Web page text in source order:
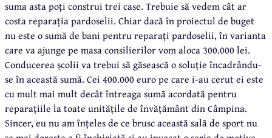
suma asta poți construi trei case. Trebuie să vedem cât ar
costa reparația pardoselii. Chiar dacă în proiectul de buget
nu este o sumă de bani pentru reparați pardoselii, în varianta
care va ajunge pe masa consilierilor vom aloca 300.000 lei.
Conducerea școlii va trebui să găsească o soluție încadrându-
se în această sumă. Cei 400.000 euro pe care i-au cerut ei este
cu mult mai mult decât întreaga sumă acordată pentru
reparațiile la toate unitățile de învățământ din Câmpina.
Sincer, eu nu am înțeles de ce brusc această sală de sport nu